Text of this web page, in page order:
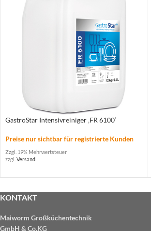
GastroStar Intensivreiniger ‚FR 6100‘
Preise nur sichtbar für registrierte Kunden
Zzgl. 19% Mehrwertsteuer
zzgl. Versand
KONTAKT
Maiworm Großküchentechnik
GmbH & Co.KG